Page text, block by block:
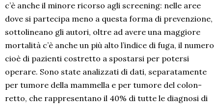
c’è anche il minore ricorso agli screening: nelle aree
dove si partecipa meno a questa forma di prevenzione,
sottolineano gli autori, oltre ad avere una maggiore
mortalità c’è anche un più alto l’indice di fuga, il numero
cioè di pazienti costretto a spostarsi per potersi
operare. Sono state analizzati di dati, separatamente
per tumore della mammella e per tumore del colon-
retto, che rappresentano il 40% di tutte le diagnosi di